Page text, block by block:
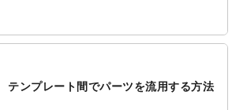
追加しました。
年賀ポスターのデザインテンプレートを公
テンプレート間でパーツを流用する方法